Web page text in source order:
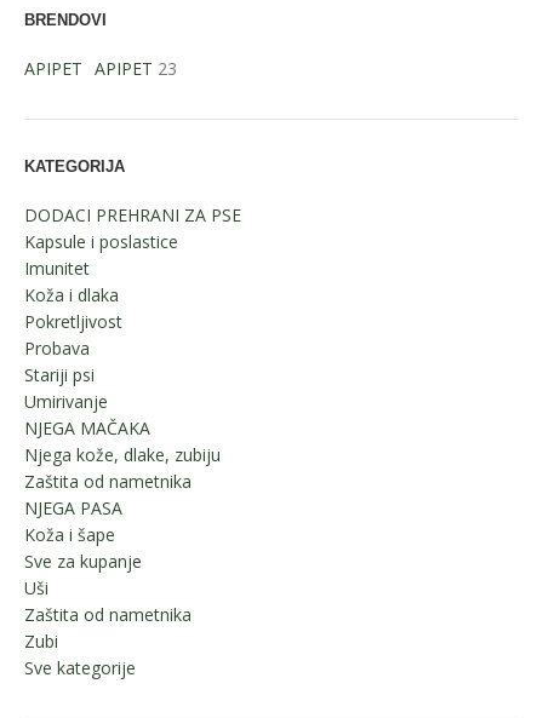
BRENDOVI
APIPET APIPET 23
KATEGORIJA
DODACI PREHRANI ZA PSE
Kapsule i poslastice
Imunitet
Koža i dlaka
Pokretljivost
Probava
Stariji psi
Umirivanje
NJEGA MAČAKA
Njega kože, dlake, zubiju
Zaštita od nametnika
NJEGA PASA
Koža i šape
Sve za kupanje
Uši
Zaštita od nametnika
Zubi
Sve kategorije